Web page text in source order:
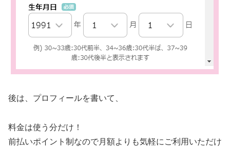
後は、プロフィールを書いて、
料金は使う分だけ！
前払いポイント制なので月額よりも気軽にご利用いただけ